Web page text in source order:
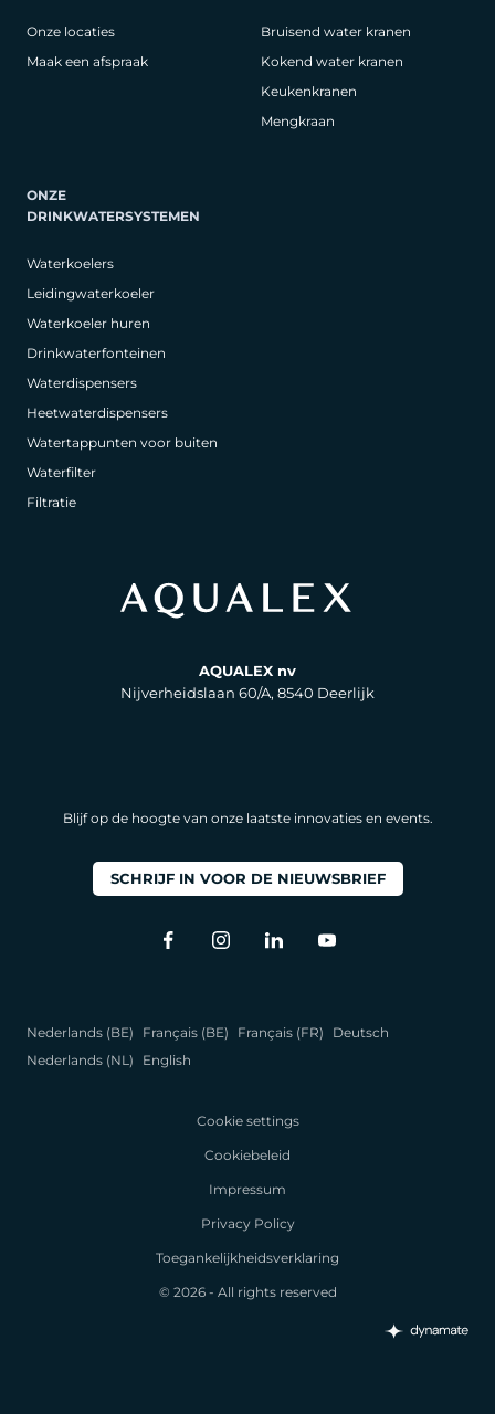
Onze locaties
Maak een afspraak
Bruisend water kranen
Kokend water kranen
Keukenkranen
Mengkraan
ONZE
DRINKWATERSYSTEMEN
Waterkoelers
Leidingwaterkoeler
Waterkoeler huren
Drinkwaterfonteinen
Waterdispensers
Heetwaterdispensers
Watertappunten voor buiten
Waterfilter
Filtratie
AQUALEX nv
Nijverheidslaan 60/A, 8540 Deerlijk
Blijf op de hoogte van onze laatste innovaties en events.
SCHRIJF IN VOOR DE NIEUWSBRIEF
Nederlands (BE) Français (BE) Français (FR)
Deutsch
Nederlands (NL)
English
Cookie settings
Cookiebeleid
Impressum
Privacy Policy
Toegankelijkheidsverklaring
© 2026 - All rights reserved